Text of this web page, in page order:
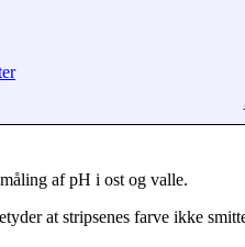
af pH i ost og valle.
at stripsenes farve ikke